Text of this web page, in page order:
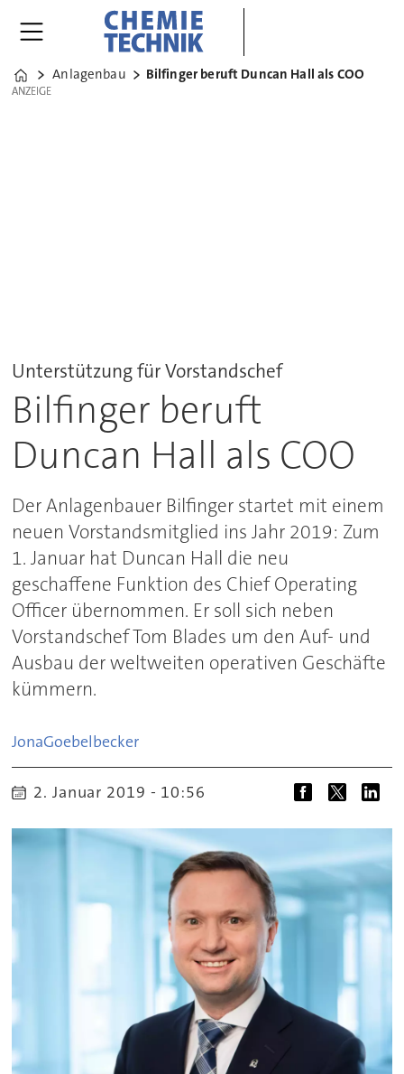
Home
Anlagenbau Bilfinger beruft Duncan Hall als COO
ANZEIGE
ANZEIGE
Unterstützung für Vorstandschef
Bilfinger beruft
Duncan Hall als COO
Der Anlagenbauer Bilfinger startet mit einem
neuen Vorstandsmitglied ins Jahr 2019: Zum
1. Januar hat Duncan Hall die neu
geschaffene Funktion des Chief Operating
Officer übernommen. Er soll sich neben
Vorstandschef Tom Blades um den Auf- und
Ausbau der weltweiten operativen Geschäfte
kümmern.
JonaGoebelbecker
2. Januar 2019 - 10:56